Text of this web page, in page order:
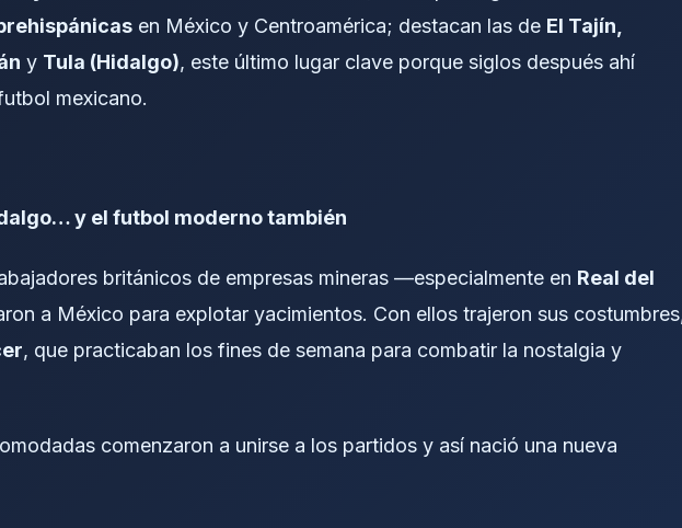
en México y Centroamérica; destacan las de El Tajín,
y Tula (Hidalgo), este último lugar clave porque siglos después ahí
mexicano.
y el futbol moderno también
británicos de empresas mineras —especialmente en Real del
a México para explotar yacimientos. Con ellos trajeron sus
, que practicaban los fines de semana para combatir la nostalgia y
comenzaron a unirse a los partidos y así nació una nueva